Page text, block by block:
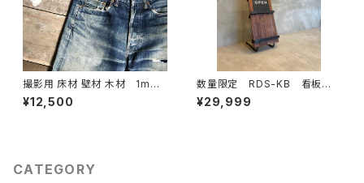
撮影用 床材 壁材 木材 1m 5
枚/1セット 古材 撮影 背景
商品撮り 商品撮影 物撮り
¥12,500
数量限定 RDS-KB 看板 O
PEN / CLOSE オープン看
板 アイアン 立て看板 サイ
¥29,999
CATEGORY